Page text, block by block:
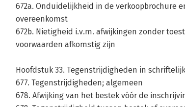
672a. Onduidelijkheid in de verkoopbrochure
overeenkomst
672b. Nietigheid i.v.m. afwijkingen zonder
voorwaarden afkomstig zijn
Hoofdstuk 33. Tegenstrijdigheden in
677. Tegenstrijdigheden; algemeen
678. Afwijking van het bestek vóór de